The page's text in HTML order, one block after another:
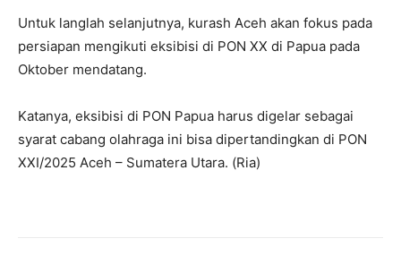
Untuk langlah selanjutnya, kurash Aceh akan fokus pada
persiapan mengikuti eksibisi di PON XX di Papua pada
Oktober mendatang.
Katanya, eksibisi di PON Papua harus digelar sebagai
syarat cabang olahraga ini bisa dipertandingkan di PON
XXI/2025 Aceh – Sumatera Utara. (Ria)